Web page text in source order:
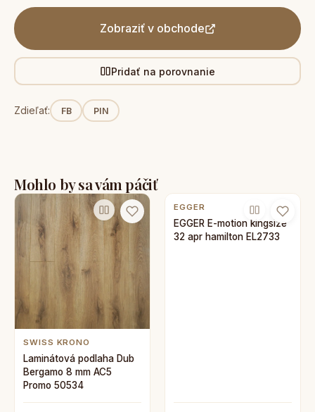
Zobraziť v obchode
Pridať na porovnanie
Zdieľať: FB PIN
Mohlo by sa vám páčiť
SWISS KRONO
Laminátová podlaha Dub
Bergamo 8 mm AC5
Promo 50534
EGGER
EGGER E-motion kingsize
32 apr hamilton EL2733